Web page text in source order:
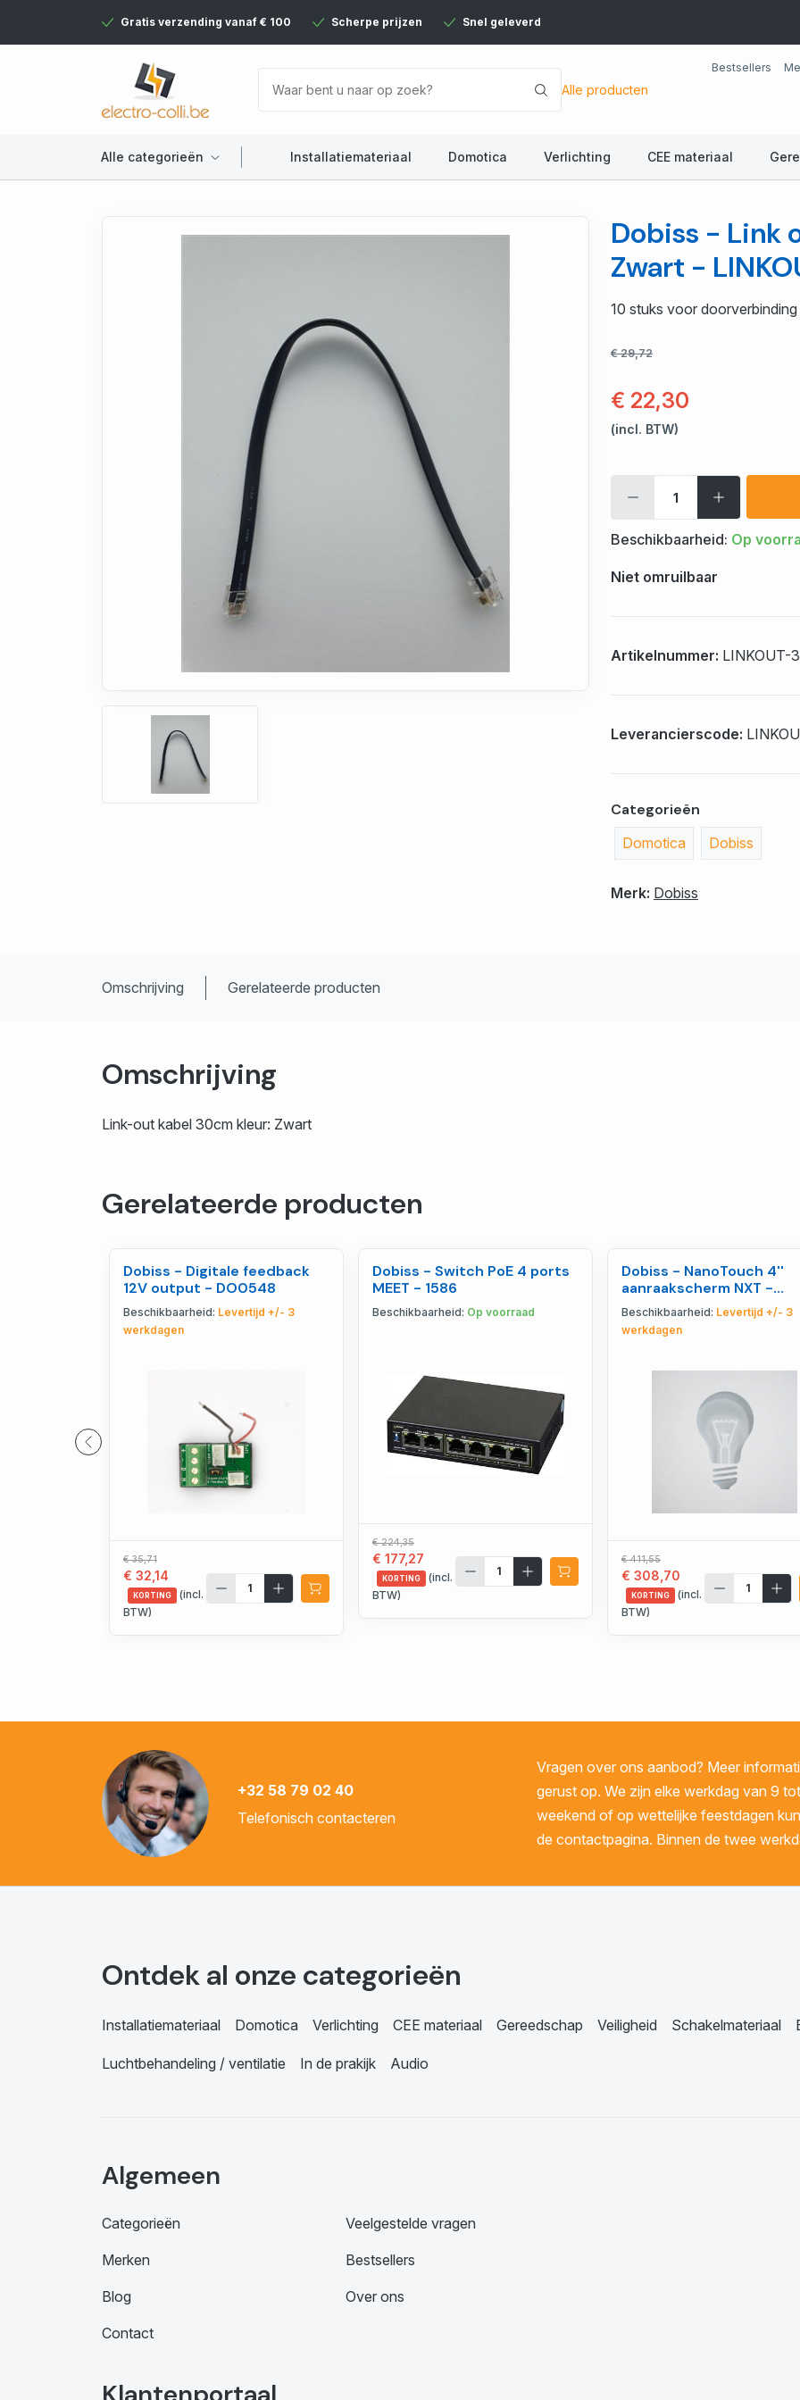
Gratis verzending vanaf € 100 Scherpe prijzen Snel geleverd
Alle producten
Bestsellers
Alle categorieën Installatiemateriaal Domotica Verlichting CEE materiaal
Dobiss - Link
Zwart -
10 stuks voor
€ 29,72
€ 22,30
(incl. BTW)
Beschikbaarheid: Op
Niet omruilbaar
Artikelnummer: LINKOUT-
Leverancierscode:
Categorieën
Domotica Dobiss
Merk: Dobiss
Omschrijving Gerelateerde producten
Omschrijving
Link-out kabel 30cm kleur: Zwart
Gerelateerde producten
Dobiss - Digitale feedback
12V output - DO0548
Beschikbaarheid: Levertijd +/- 3
werkdagen
€ 35,71
€ 32,14
KORTING
(incl.
BTW)
Dobiss - Switch PoE 4 ports
MEET - 1586
Beschikbaarheid: Op voorraad
€ 224,35
€ 177,27
KORTING
(incl.
BTW)
Dobiss - NanoTouch 4''
aanraakscherm NXT -
DO5525/PoE
Beschikbaarheid: Levertijd +/- 3
werkdagen
€ 411,55
€ 308,70
KORTING
(incl.
BTW)
+32 58 79 02 40
Telefonisch contacteren
Vragen over ons aanbod? Meer
gerust op. We zijn elke werkdag van 9
weekend of op wettelijke feestdagen
de contactpagina. Binnen de twee
Ontdek al onze categorieën
Installatiemateriaal Domotica Verlichting CEE materiaal Gereedschap Veiligheid Schakelmateriaal
Luchtbehandeling / ventilatie In de prakijk Audio
Algemeen
Categorieën Veelgestelde vragen
Merken Bestsellers
Blog Over ons
Contact